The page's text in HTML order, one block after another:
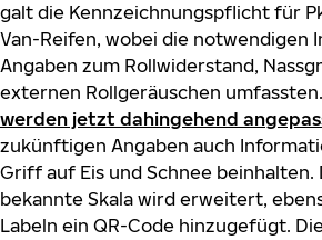
galt die Kennzeichnungspflicht für
Van-Reifen, wobei die notwendigen
Angaben zum Rollwiderstand,
externen Rollgeräuschen umfassten.
werden jetzt dahingehend
zukünftigen Angaben auch
Griff auf Eis und Schnee beinhalten.
bekannte Skala wird erweitert,
Labeln ein QR-Code hinzugefügt.